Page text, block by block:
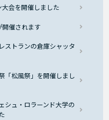
会を開催しました
開催されます
ストランの倉庫シャッタ
松風祭」を開催しまし
シュ・ロラーンド大学の